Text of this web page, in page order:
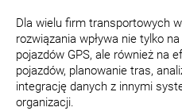
Dla wielu firm transportowych
rozwiązania wpływa nie tylko
pojazdów GPS, ale również na
pojazdów, planowanie tras,
integrację danych z innymi
organizacji.